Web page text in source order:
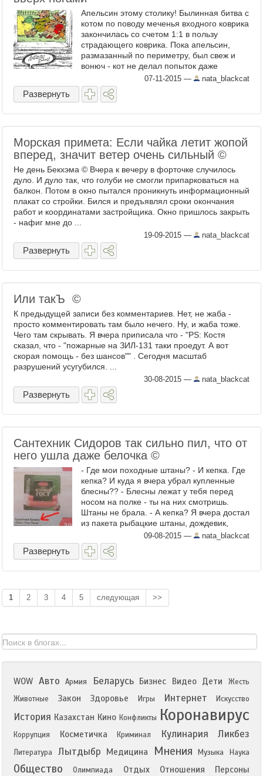
Апельсин этому столику! Былинная битва с
котом по поводу меченья входного коврика
закончилась со счетом 1:1 в пользу
страдающего коврика. Пока апельсин,
размазанный по периметру, был свеж и
вонюч - кот не делал попыток даже
подойти. Но век апельсина недолог. Засох.
И перестал озонировать ...
07-11-2015 — nata_blackcat
Развернуть
Морская примета: Если чайка летит жопой
вперед, значит ветер очень сильный ©
Не день Бекхэма © Вчера к вечеру в форточке случилось
дуло. И дуло так, что голуби не смогли припарковаться на
балкон. Потом в окно пытался проникнуть информационный
плакат со стройки. Бился и предъявлял сроки окончания
работ и координатами застройщика. Окно пришлось закрыть
- нафиг мне до ...
19-09-2015 — nata_blackcat
Развернуть
Или такЪ ©
К предыдущей записи без комментариев. Нет, не жаба -
просто комментировать там было нечего. Ну, и жаба тоже.
Чего там скрывать. Я вчера приписала что - "PS: Костя
сказал, что - "пожарные на ЗИЛ-131 таки проедут. А вот
скорая помощь - без шансов"" . Сегодня масштаб
разрушений усугубился. ...
30-08-2015 — nata_blackcat
Развернуть
Сантехник Сидоров так сильно пил, что от
него ушла даже белочка ©
- Где мои походные штаны? - И кепка. Где
кепка? И куда я вчера убрал купленные
блесны?? - Блесны лежат у тебя перед
носом на полке - ты на них смотришь.
Штаны не брала. - А кепка? Я вчера достал
из пакета рыбацкие штаны, дождевик,
шерстяные носки и кепку. Вот штаны, вот
дождевик. А где... ...
09-08-2015 — nata_blackcat
Развернуть
1 2 3 4 5 следующая >>
WOW Авто Армия Беларусь Бизнес Видео Дети
Жесть
Животные
Закон Здоровье Игры Интернет Искусство
История Казахстан Кино Конфликты Коронавирус
Коррупция Косметичка Криминал Кулинария Ликбез
Литература Лытдыбр Медицина Мнения Музыка Наука
Общество Олимпиада Отдых Отношения Персоны